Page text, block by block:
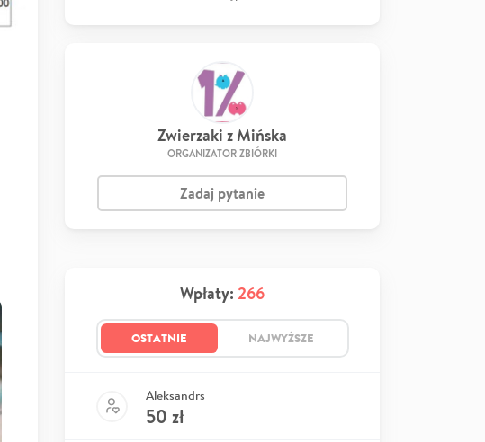
Zwierzaki z Mińska
ORGANIZATOR ZBIÓRKI
Zadaj pytanie
Wpłaty: 266
OSTATNIE NAJWYŻSZE
Aleksandrs
50 zł